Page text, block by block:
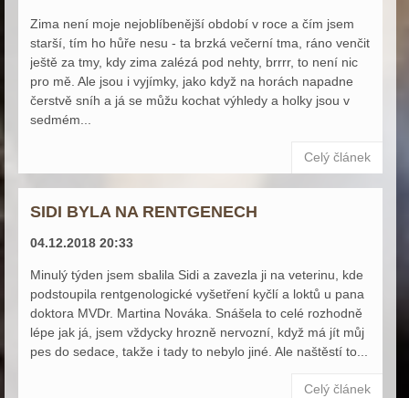
Zima není moje nejoblíbenější období v roce a čím jsem
starší, tím ho hůře nesu - ta brzká večerní tma, ráno venčit
ještě za tmy, kdy zima zalézá pod nehty, brrrr, to není nic
pro mě. Ale jsou i vyjímky, jako když na horách napadne
čerstvě sníh a já se můžu kochat výhledy a holky jsou v
sedmém...
Celý článek
SIDI BYLA NA RENTGENECH
04.12.2018 20:33
Minulý týden jsem sbalila Sidi a zavezla ji na veterinu, kde
podstoupila rentgenologické vyšetření kyčlí a loktů u pana
doktora MVDr. Martina Nováka. Snášela to celé rozhodně
lépe jak já, jsem vždycky hrozně nervozní, když má jít můj
pes do sedace, takže i tady to nebylo jiné. Ale naštěstí to...
Celý článek